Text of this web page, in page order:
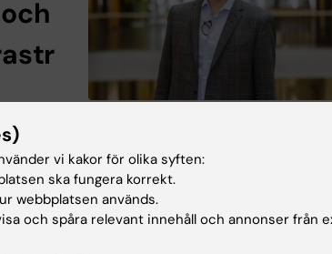
KI
till avancerade metoder och
Emerging Technologies
som mål att skapa tydligare karriärvägar
och involvera dem
vi kakor för olika syften:
ska fungera korrekt.
webbplatsen används.
och spåra relevant innehåll och annonser från